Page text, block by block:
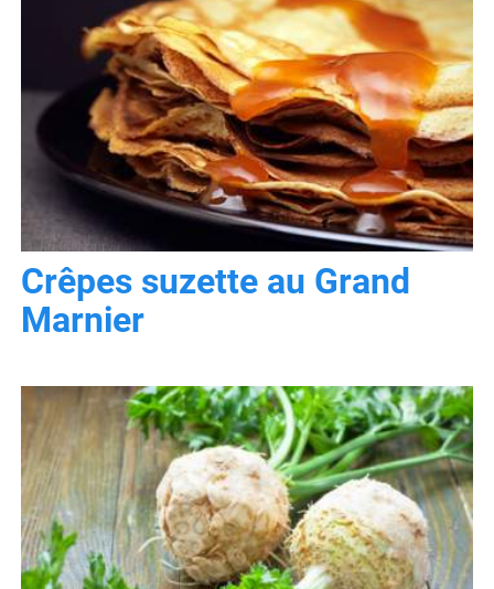
Crêpes suzette au Grand
Marnier